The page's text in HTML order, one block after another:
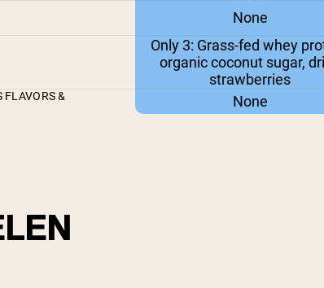
None
Only 3: Grass-fed whey
organic coconut sugar,
strawberries
FLAVORS &
None